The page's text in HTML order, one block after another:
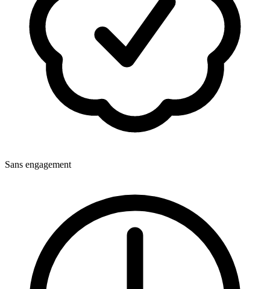
Sans engagement